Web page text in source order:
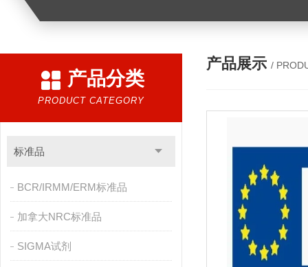
产品分类
PRODUCT CATEGORY
标准品
BCR/IRMM/ERM标准品
加拿大NRC标准品
SIGMA试剂
产品展示 /